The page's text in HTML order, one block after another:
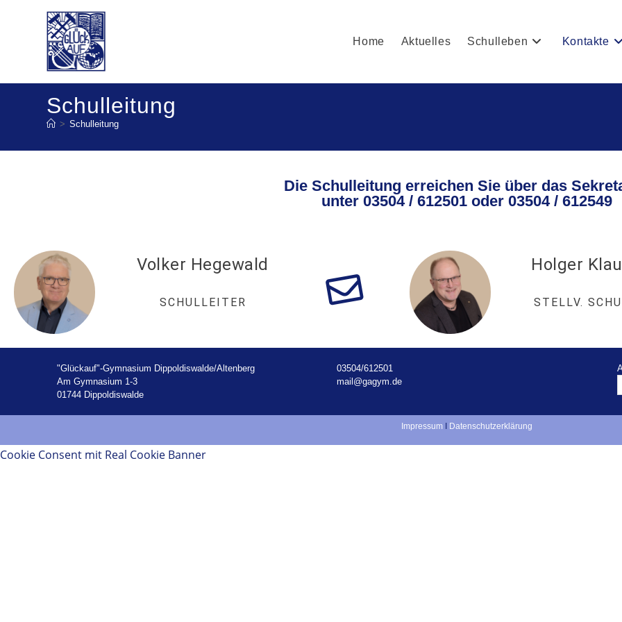
Home Aktuelles Schulleben Kontakte
Schulleitung
> Schulleitung
Die Schulleitung erreichen Sie über das
unter 03504 / 612501 oder 03504 / 612549
Volker Hegewald
SCHULLEITER
Holger
STELLV.
"Glückauf"-Gymnasium Dippoldiswalde/Altenberg
Am Gymnasium 1-3
01744 Dippoldiswalde
03504/612501
mail@gagym.de
Impressum Datenschutzerklärung
Cookie Consent mit Real Cookie Banner